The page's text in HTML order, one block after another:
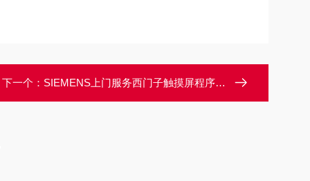
下一个： SIEMENS上门服务西门子触摸屏程序授权服务到期/解密方法